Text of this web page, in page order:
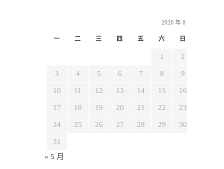
2026 年 8 月
一 二 三 四 五 六 日
1 2
3 4 5 6 7 8 9
10 11 12 13 14 15 16
17 18 19 20 21 22 23
24 25 26 27 28 29 30
31
« 5 月